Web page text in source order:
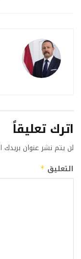
اترك تعليقاً
لن يتم نشر عنوان بريدك
التعليق *